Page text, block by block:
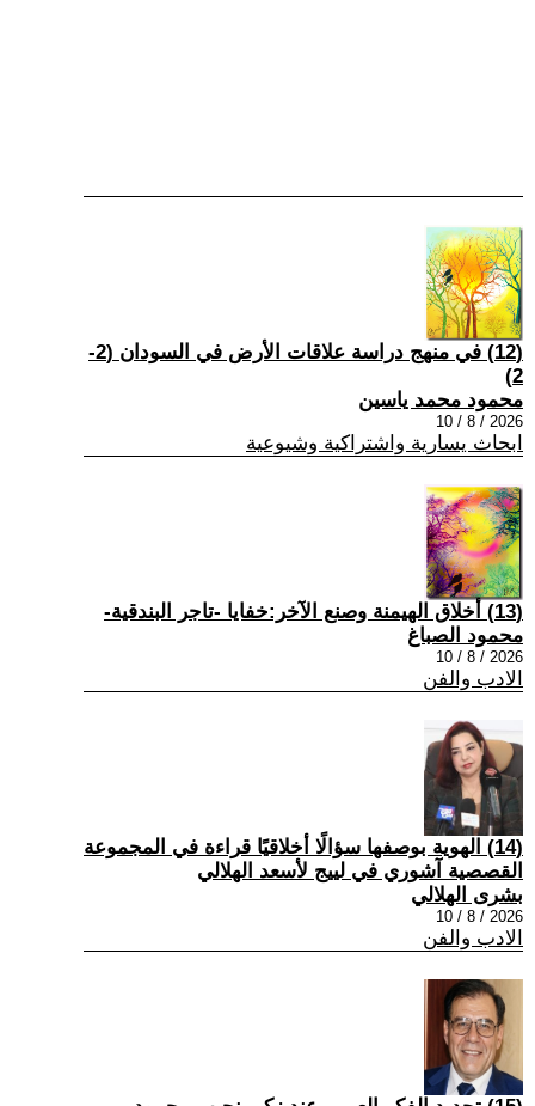
(12) في منهج دراسة علاقات الأرض في السودان (2-
2)
محمود محمد ياسين
2026 / 8 / 10
ابحاث يسارية واشتراكية وشيوعية
(13) أخلاق الهيمنة وصنع الآخر:خفايا -تاجر البندقية-
محمود الصباغ
2026 / 8 / 10
الادب والفن
(14) الهوية بوصفها سؤالًا أخلاقيًا قراءة في المجموعة
القصصية آشوري في لييج لأسعد الهلالي
بشرى الهلالي
2026 / 8 / 10
الادب والفن